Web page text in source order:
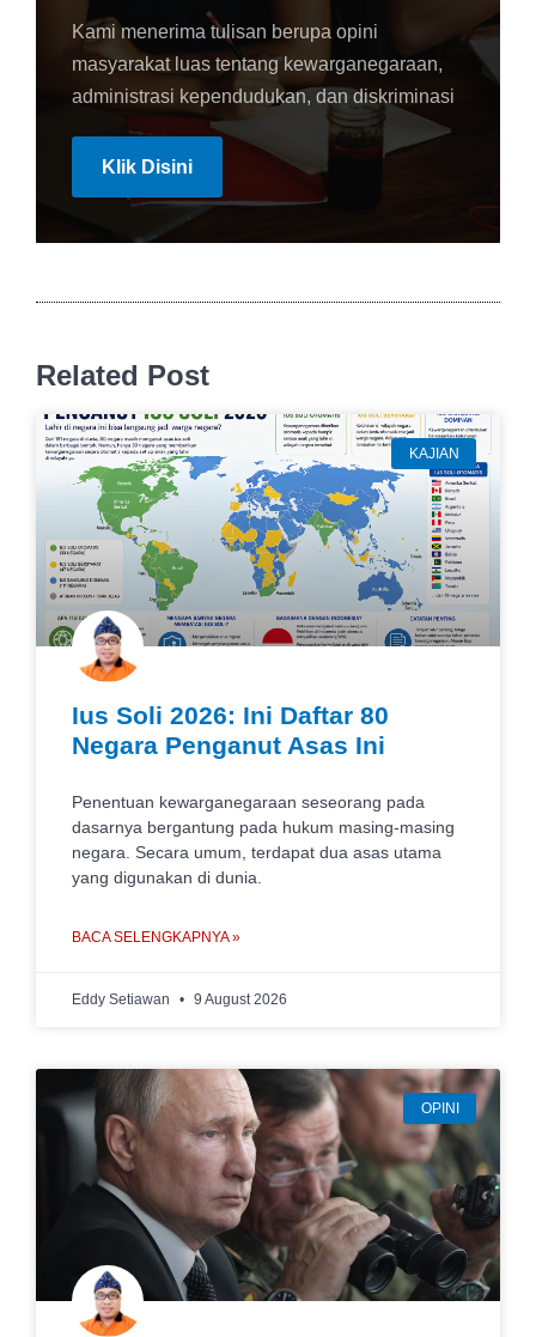
Kami menerima tulisan berupa opini
masyarakat luas tentang kewarganegaraan,
administrasi kependudukan, dan diskriminasi
Klik Disini
Related Post
KAJIAN
Ius Soli 2026: Ini Daftar 80
Negara Penganut Asas Ini
Penentuan kewarganegaraan seseorang pada
dasarnya bergantung pada hukum masing-masing
negara. Secara umum, terdapat dua asas utama
yang digunakan di dunia.
BACA SELENGKAPNYA »
Eddy Setiawan 9 August 2026
OPINI